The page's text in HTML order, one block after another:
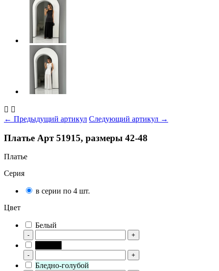
 
← Предыдущий артикул Следующий артикул →
Платье Арт 51915, размеры 42-48
Платье
Серия
в серии по 4 шт.
Цвет
Белый
- +
- +
Бледно-голубой